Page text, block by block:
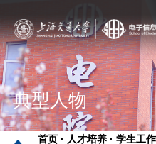
典型人物
首页 · 人才培养 · 学生工作